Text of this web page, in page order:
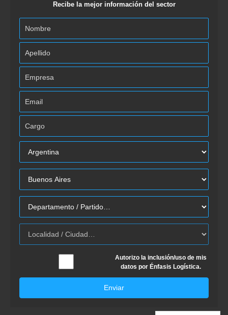
Recibe la mejor información del sector
Autorizo la inclusión/uso de mis
datos por Énfasis Logística.
Enviar